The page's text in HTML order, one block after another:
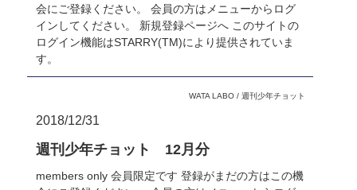
会にご登録ください。 会員の方はメニューからログ
インしてください。 新規登録ページへ このサイトの
ログイン機能はSTARRY(TM)により提供されていま
す。
WATA LABO/ 週刊少年チョット
2018/12/31
週刊少年チョット 12月分
members only 会員限定です 登録がまだの方はこの機